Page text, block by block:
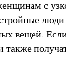
с
вещей.